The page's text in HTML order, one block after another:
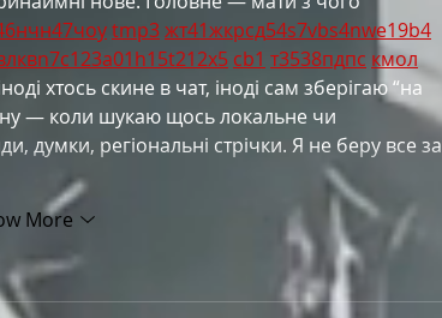
нчн47чоуtmp3жт41жкрсд54s7vbs4nwe19b4
квn7c123a01h15t212x5 cb1 т3538пдпс кмол
хтось скине в чат, іноді сам зберігаю “на
— коли шукаю щось локальне чи
думки, регіональні стрічки. Я не беру все за
More